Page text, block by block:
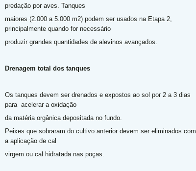
predação por aves. Tanques
maiores (2.000 a 5.000 m2) podem ser usados na Etapa 2,
principalmente quando for necessário
produzir grandes quantidades de alevinos avançados.
Drenagem total dos tanques
Os tanques devem ser drenados e expostos ao sol por 2 a 3 dias
para acelerar a oxidação
da matéria orgânica depositada no fundo.
Peixes que sobraram do cultivo anterior devem ser eliminados com
a aplicação de cal
virgem ou cal hidratada nas poças.